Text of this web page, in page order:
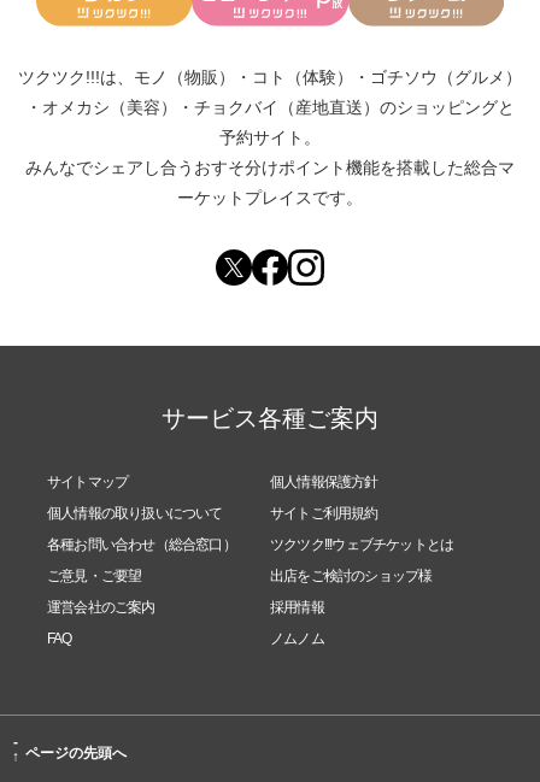
ツクツク!!!は、 モノ（物販） ・ コト（体験） ・ ゴチソウ（グルメ）
・ オメカシ（美容） ・ チョクバイ（産地直送） のショッピングと
予約サイト。
みんなでシェアし合う おすそ分けポイント機能を搭載した総合マ
ーケットプレイスです。
サービス各種ご案内
サイトマップ
個人情報保護方針
個人情報の取り扱いについて
サイトご利用規約
各種お問い合わせ（総合窓口）
ツクツク!!!ウェブチケットとは
ご意見・ご要望
出店をご検討のショップ様
運営会社のご案内
採用情報
FAQ
ノムノム
-
↑ ページの先頭へ